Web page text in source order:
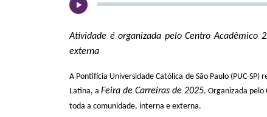
Atividade é organizada pelo Centro
externa
A Pontifícia Universidade Católica de São Paulo (PUC-
Latina, aFeira de Carreiras de 2025. Organizada
toda a comunidade, interna e externa.